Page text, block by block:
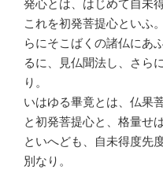
発心とは、はじめて自未
これを初発菩提心といふ
らにそこばくの諸仏にあ
るに、見仏聞法し、さら
り。
いはゆる畢竟とは、仏果
と初発菩提心と、格量せ
といへども、自未得度先
別なり。